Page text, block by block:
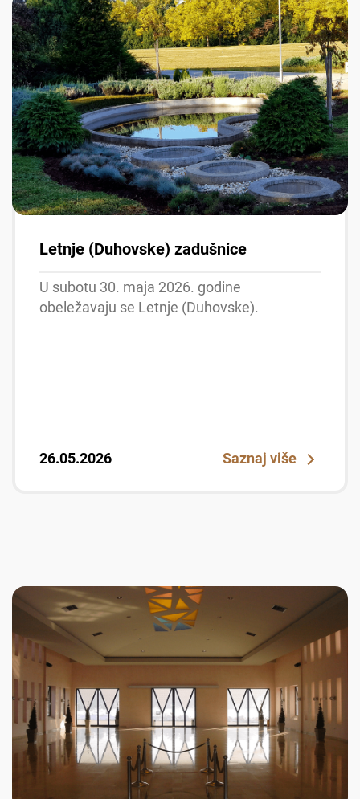
Letnje (Duhovske) zadušnice
U subotu 30. maja 2026. godine
obeležavaju se Letnje (Duhovske).
26.05.2026 Saznaj više